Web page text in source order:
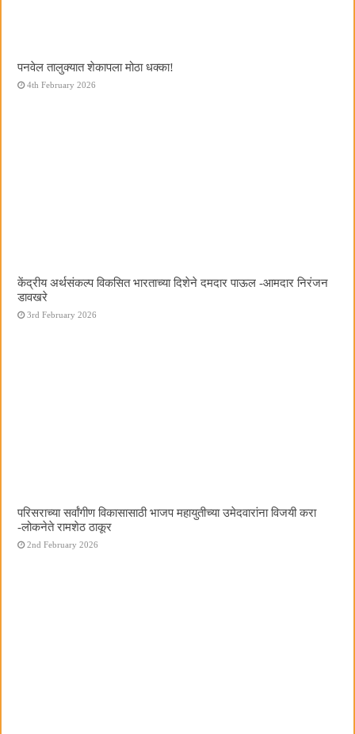
पनवेल तालुक्यात शेकापला मोठा धक्का!
4th February 2026
केंद्रीय अर्थसंकल्प विकसित भारताच्या दिशेने दमदार पाऊल -आमदार निरंजन
डावखरे
3rd February 2026
परिसराच्या सर्वांगीण विकासासाठी भाजप महायुतीच्या उमेदवारांना विजयी करा
-लोकनेते रामशेठ ठाकूर
2nd February 2026